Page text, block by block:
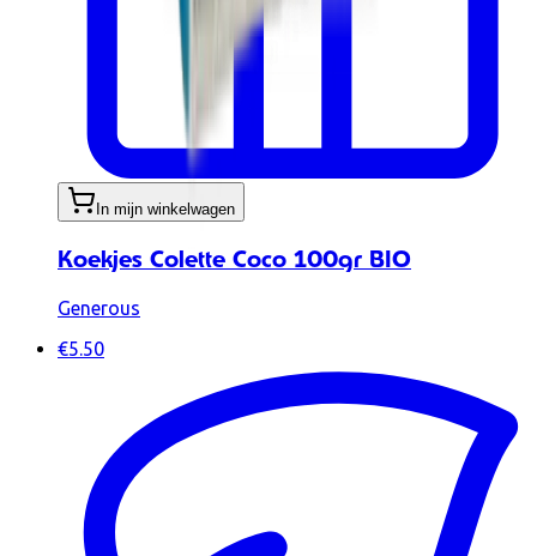
In mijn winkelwagen
Koekjes Colette Coco 100gr BIO
Generous
€5.50